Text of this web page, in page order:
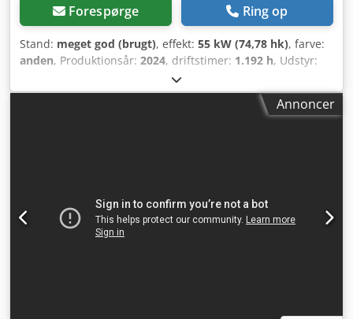
Forespørge Ring op
Stand: meget god (brugt), effekt: 55 kW (74,78 hk), farve:
anden, Produktionsår: 2024, driftstimer: 1.192 h, Udstyr:
, Produktionsår: 2024 Egenvægt: 4.898 kg
Chassistype: stiv Styring: Bock Motormærke: Bobcat
Hurtigskiftesystem: Ja CE-mærkning: ja Teknisk stand:
Tier IV final Generelt Produktionsland: USA Tilstand CE-
type: CE Brugt Bobcat T76 med ny HD-grader 96 / 244 cm
med lasersystem Bobcat med følgende udstyroptioner:
Annoncer